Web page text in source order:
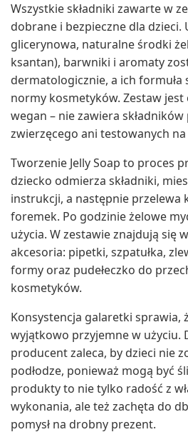
Wszystkie składniki zawarte w
dobrane i bezpieczne dla dzieci.
glicerynowa, naturalne środki
ksantan), barwniki i aromaty
dermatologicznie, a ich formuła
normy kosmetyków. Zestaw
wegan – nie zawiera
zwierzęcego ani testowanych
Tworzenie Jelly Soap to proces
dziecko odmierza składniki,
instrukcji, a następnie przelewa
foremek. Po godzinie żelowe
użycia. W zestawie znajdują się
akcesoria: pipetki, szpatułka,
formy oraz pudełeczko do
kosmetyków.
Konsystencja galaretki sprawia,
wyjątkowo przyjemne w użyciu.
producent zaleca, by dzieci nie
podłodze, ponieważ mogą być
produkty to nie tylko radość z
wykonania, ale też zachęta do
pomysł na drobny prezent.